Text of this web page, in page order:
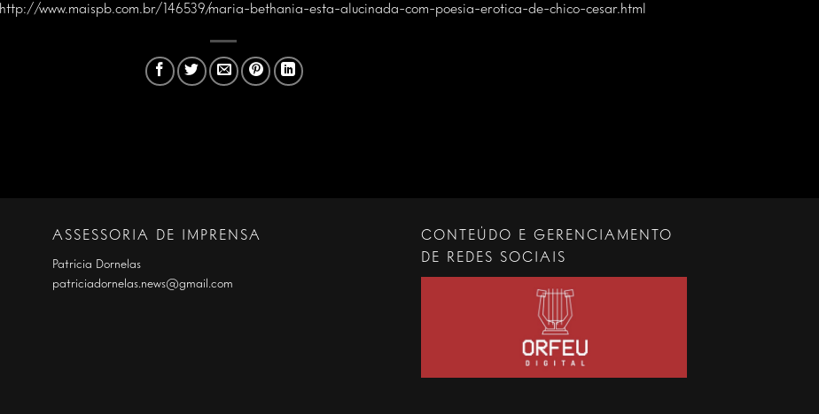
http://www.maispb.com.br/146539/maria-bethania-esta-alucinada-com-poesia-erotica-de-chico-cesar.html
ASSESSORIA DE IMPRENSA
Patrícia Dornelas
patriciadornelas.news@gmail.com
CONTEÚDO E GERENCIAMENTO
DE REDES SOCIAIS